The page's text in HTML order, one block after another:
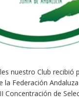
nuestro Club recibió
la Federación
Concentración de